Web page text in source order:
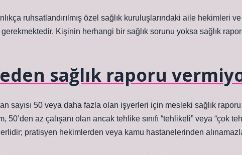
ruhsatlandırılmış özel sağlık kuruluşlarındaki aile hekimleri
Kişinin herhangi bir sağlık sorunu yoksa sağlık
sağlık raporu
sayısı 50 veya daha fazla olan işyerleri için mesleki sağlık
50’den az çalışanı olan ancak tehlike sınıfı “tehlikeli” veya “çok
pratisyen hekimlerden veya kamu hastanelerinden